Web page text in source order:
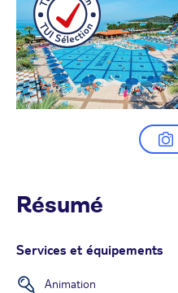
Résumé
Services et équipements
Animation